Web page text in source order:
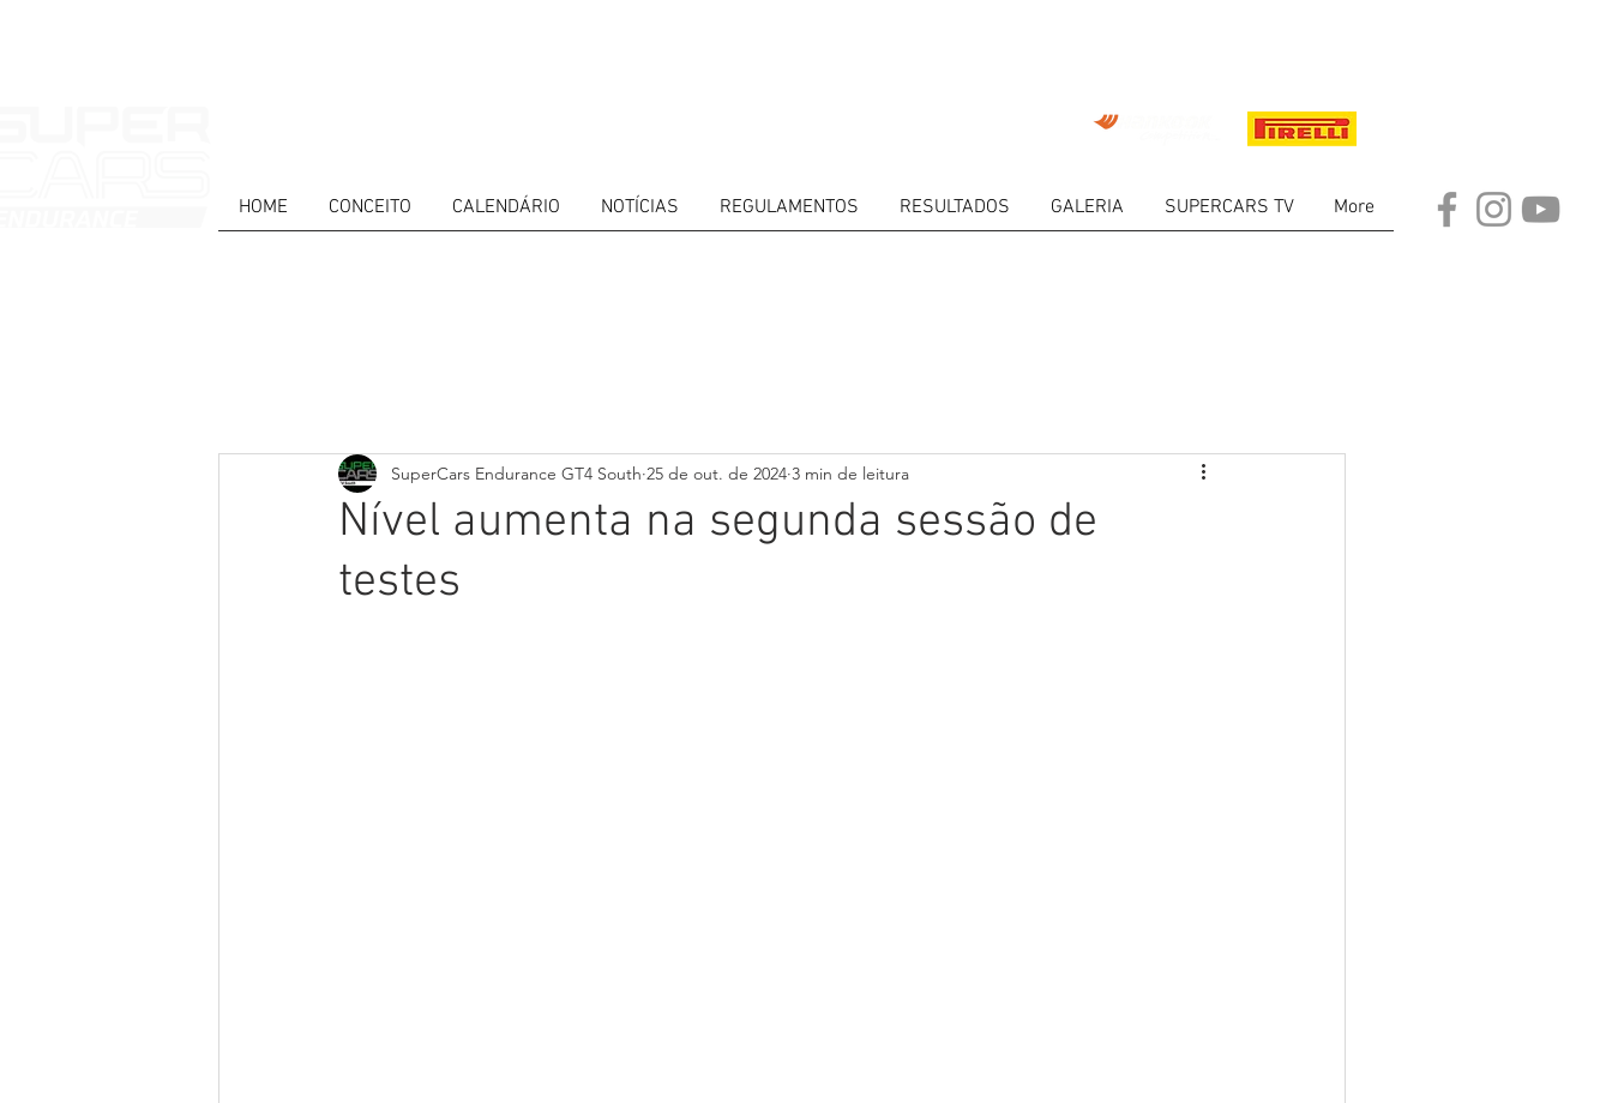
HOME CONCEITO CALENDÁRIO NOTÍCIAS REGULAMENTOS RESULTADOS GALERIA SUPERCARS TV More
Nível aumenta na segunda sessão de
testes
SuperCars Endurance GT4 South 25 de out. de 2024 3 min de leitura